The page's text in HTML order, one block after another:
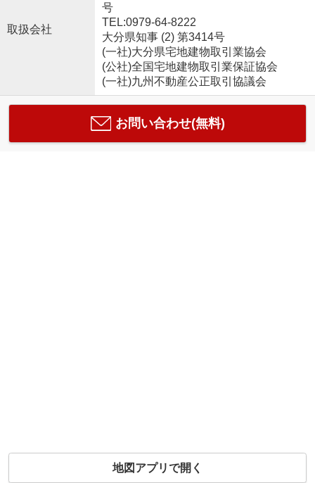
取扱会社
号
TEL:0979-64-8222
大分県知事 (2) 第3414号
(一社)大分県宅地建物取引業協会
(公社)全国宅地建物取引業保証協会
(一社)九州不動産公正取引協議会
お問い合わせ(無料)
地図アプリで開く